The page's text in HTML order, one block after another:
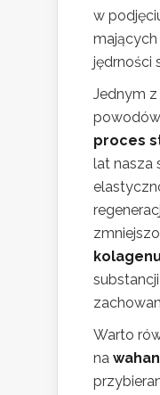
w
jędrności
Jednym
proces
lat nasza
Warto
na